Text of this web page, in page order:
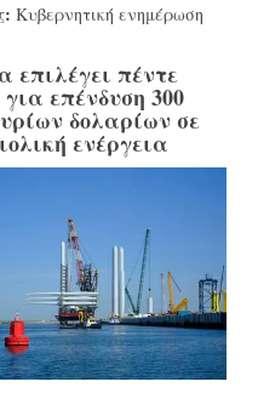
Κυβερνητική ενημέρωση
επιλέγει πέντε
επένδυση 300
δολαρίων σε
ενέργεια